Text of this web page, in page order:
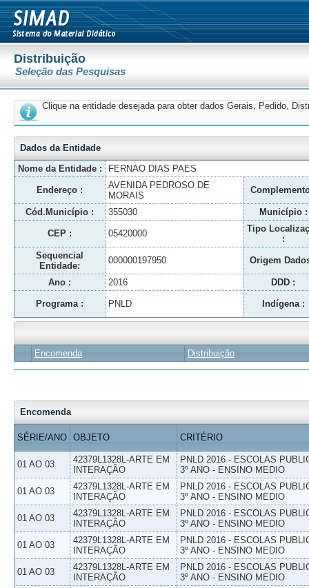
Distribuição
Seleção das Pesquisas
Clique na entidade desejada para obter dados Gerais, Pedido,
Dados da Entidade
Nome da Entidade :
FERNAO DIAS PAES
Endereço :
AVENIDA PEDROSO DE
MORAIS
Cód.Município : 355030 Município :
CEP : 05420000
Tipo
:
Sequencial
Entidade:
000000197950 Origem
Ano : 2016 DDD :
Programa : PNLD Indígena :
Encomenda Distribuição
Encomenda
SÉRIE/ANO OBJETO CRITÉRIO
01 AO 03
42379L1328L-ARTE EM
INTERAÇÃO
PNLD 2016 - ESCOLAS
3º ANO - ENSINO MEDIO
01 AO 03
42379L1328L-ARTE EM
INTERAÇÃO
PNLD 2016 - ESCOLAS
3º ANO - ENSINO MEDIO
01 AO 03
42379L1328L-ARTE EM
INTERAÇÃO
PNLD 2016 - ESCOLAS
3º ANO - ENSINO MEDIO
01 AO 03
42379L1328L-ARTE EM
INTERAÇÃO
PNLD 2016 - ESCOLAS
3º ANO - ENSINO MEDIO
01 AO 03
42379L1328L-ARTE EM
INTERAÇÃO
PNLD 2016 - ESCOLAS
3º ANO - ENSINO MEDIO